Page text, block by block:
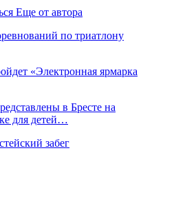
Еще от автора
по триатлону
«Электронная ярмарка
в Бресте на
для детей…
забег